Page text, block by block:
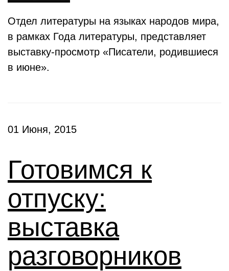
Отдел литературы на языках народов мира,
в рамках Года литературы, представляет
выставку-просмотр «Писатели, родившиеся
в июне».
01 Июня, 2015
Готовимся к
отпуску:
выставка
разговорников